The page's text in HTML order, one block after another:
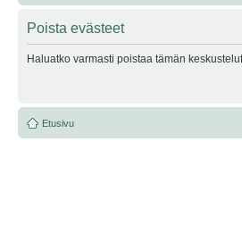
Poista evästeet
Haluatko varmasti poistaa tämän
Etusivu